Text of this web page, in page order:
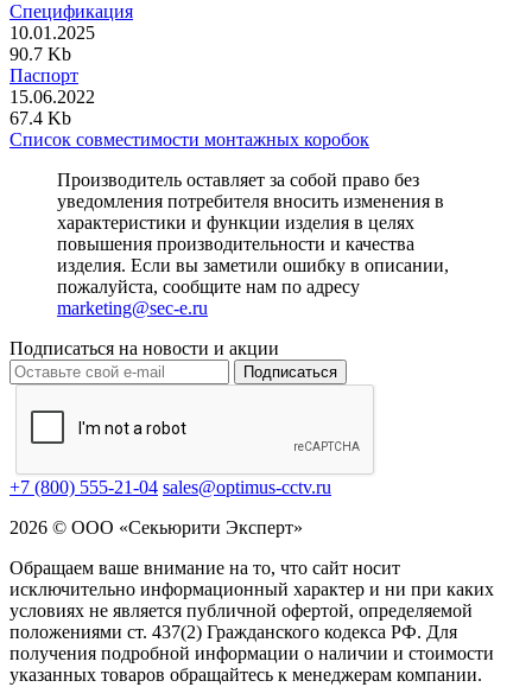
Спецификация
10.01.2025
90.7 Kb
Паспорт
15.06.2022
67.4 Kb
Список совместимости монтажных коробок
Производитель оставляет за собой право без
уведомления потребителя вносить изменения в
характеристики и функции изделия в целях
повышения производительности и качества
изделия. Если вы заметили ошибку в описании,
пожалуйста, сообщите нам по адресу
marketing@sec-e.ru
Подписаться на новости и акции
Подписаться
+7 (800) 555-21-04 sales@optimus-cctv.ru
2026 © ООО «Секьюрити Эксперт»
Обращаем ваше внимание на то, что сайт носит
исключительно информационный характер и ни при каких
условиях не является публичной офертой, определяемой
положениями ст. 437(2) Гражданского кодекса РФ. Для
получения подробной информации о наличии и стоимости
указанных товаров обращайтесь к менеджерам компании.